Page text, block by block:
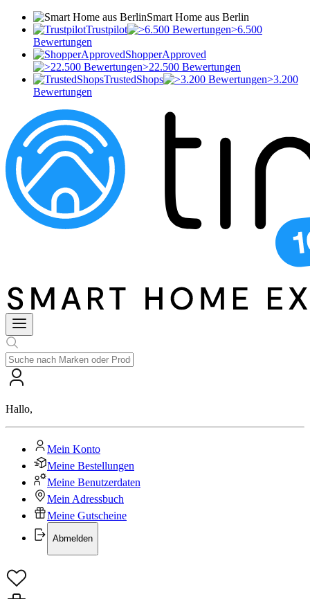
Smart Home aus Berlin
Trustpilot
>6.500
Bewertungen
ShopperApproved
>22.500 Bewertungen
TrustedShops
>3.200
Bewertungen
Hallo,
Mein Konto
Meine Bestellungen
Meine Benutzerdaten
Mein Adressbuch
Meine Gutscheine
Abmelden